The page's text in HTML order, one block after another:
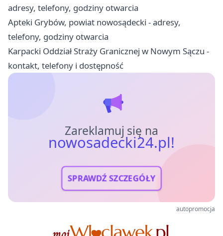
adresy, telefony, godziny otwarcia
Apteki Grybów, powiat nowosądecki - adresy,
telefony, godziny otwarcia
Karpacki Oddział Straży Granicznej w Nowym Sączu -
kontakt, telefony i dostępność
Zareklamuj się na
nowosadecki24.pl!
SPRAWDŹ SZCZEGÓŁY
autopromocja